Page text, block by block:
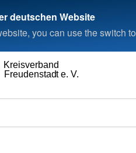
deutschen Website
you can use the switch
Freudenstadt e. V.
Kreisverband